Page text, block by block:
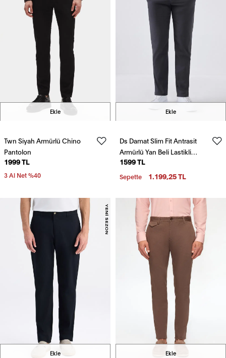
Ekle
Twn Siyah Armürlü Chino
Pantolon
1999 TL
3 Al Net %40
Ekle
Ds Damat Slim Fit Antrasit
Armürlü Yan Beli Lastikli
Esnek Likralı Yandan Cepli
Chino Pantolon
1599 TL
Sepette 1.199,25 TL
Ekle Ekle